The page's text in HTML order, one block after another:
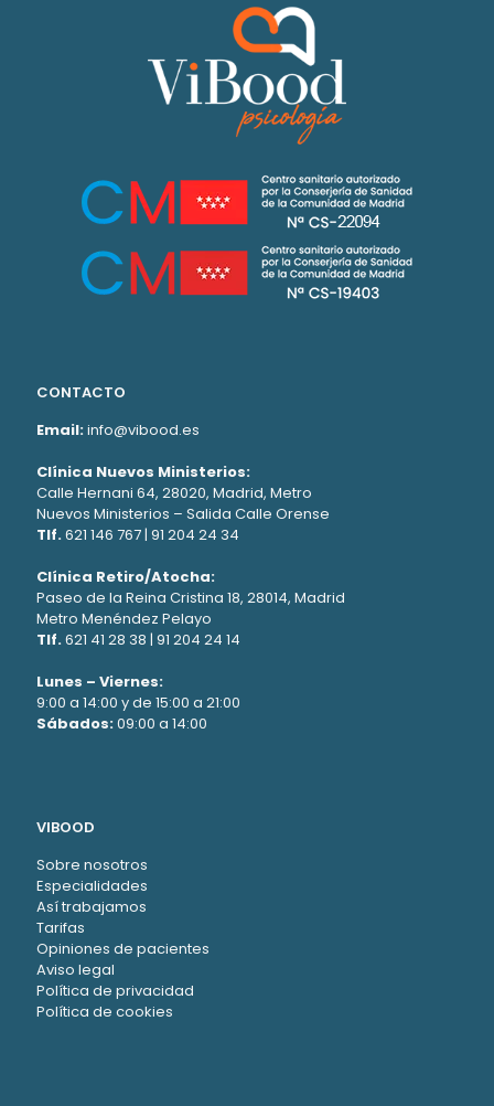
CONTACTO
Email:info@vibood.es
Clínica Nuevos Ministerios:
Calle Hernani 64, 28020, Madrid, Metro
Nuevos Ministerios – Salida Calle Orense
Tlf.621 146 767| 91 204 24 34
Clínica Retiro/Atocha:
Paseo de la Reina Cristina 18, 28014, Madrid
Metro Menéndez Pelayo
Tlf.621 41 28 38 | 91 204 24 14
Lunes – Viernes:
9:00 a 14:00 y de 15:00 a 21:00
Sábados:09:00 a 14:00
VIBOOD
Sobre nosotros
Especialidades
Así trabajamos
Tarifas
Opiniones de pacientes
Aviso legal
Política de privacidad
Política de cookies